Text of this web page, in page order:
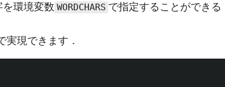
環境変数 WORDCHARS で指定することができる
実現できます．